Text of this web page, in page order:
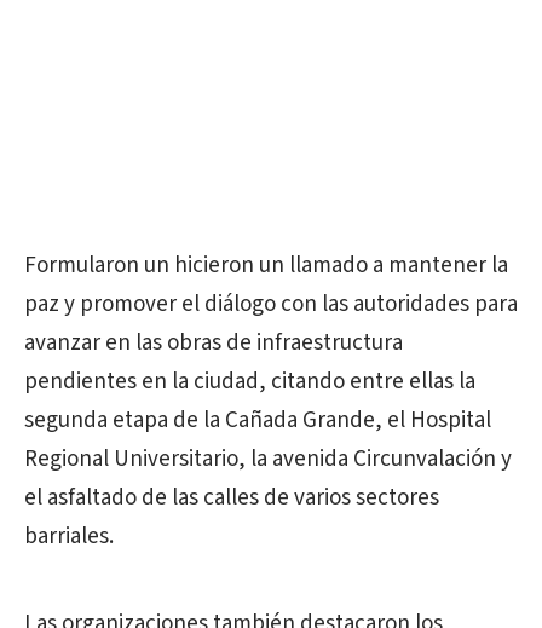
Formularon un hicieron un llamado a mantener la
paz y promover el diálogo con las autoridades para
avanzar en las obras de infraestructura
pendientes en la ciudad, citando entre ellas la
segunda etapa de la Cañada Grande, el Hospital
Regional Universitario, la avenida Circunvalación y
el asfaltado de las calles de varios sectores
barriales.